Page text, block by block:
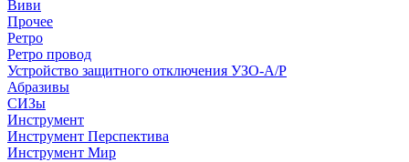
Виви
Прочее
Ретро
Ретро провод
Устройство защитного отключения УЗО-А/Р
Абразивы
СИЗы
Инструмент
Инструмент Перспектива
Инструмент Мир